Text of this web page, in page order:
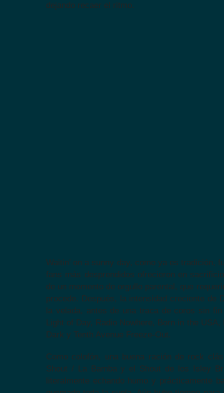
dejando recaer el ritmo.
Waitin’ on a sunny day, como ya es tradición,
fans más desprendidos ofrecieron en
de un momento de orgullo parental, que
procede. Después, la intensidad creciente de
la velada, antes de una traca de coros sin
Light of Day, Radio Nowhere, Born in the
Dark y Tenth Avenue Freeze-Out.
Como colofón, una buena ración de rock
Shout / La Bamba y el Shout de los Isley
literalmente echando humo y prácticamente